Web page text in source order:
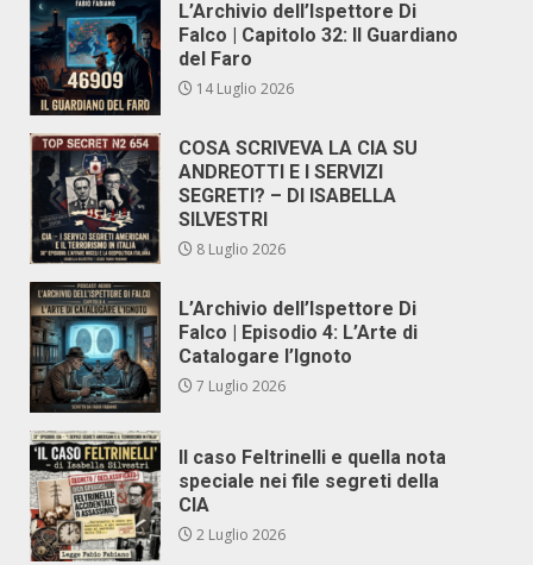
L’Archivio dell’Ispettore Di
Falco | Capitolo 32: Il Guardiano
del Faro
14 Luglio 2026
COSA SCRIVEVA LA CIA SU
ANDREOTTI E I SERVIZI
SEGRETI? – DI ISABELLA
SILVESTRI
8 Luglio 2026
L’Archivio dell’Ispettore Di
Falco | Episodio 4: L’Arte di
Catalogare l’Ignoto
7 Luglio 2026
Il caso Feltrinelli e quella nota
speciale nei file segreti della
CIA
2 Luglio 2026